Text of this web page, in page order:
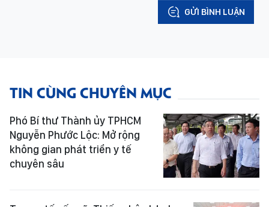
GỬI BÌNH LUẬN
TIN CÙNG CHUYÊN MỤC
Phó Bí thư Thành ủy TPHCM
Nguyễn Phước Lộc: Mở rộng
không gian phát triển y tế
chuyên sâu